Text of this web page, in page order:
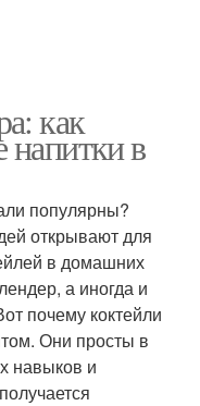
как
напитки в
популярны?
открывают для
в домашних
а иногда и
почему коктейли
Они просты в
навыков и